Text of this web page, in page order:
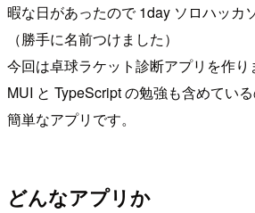
暇な日があったので 1day ソロハッカ
（勝手に名前つけました）
今回は卓球ラケット診断アプリを作り
MUI と TypeScript の勉強も含めてい
簡単なアプリです。
どんなアプリか